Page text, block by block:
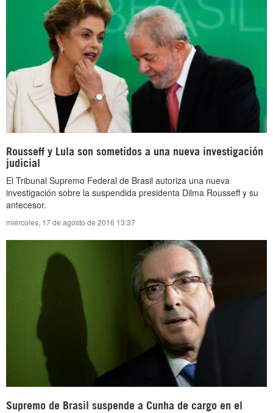
Rousseff y Lula son sometidos a una nueva investigación
judicial
El Tribunal Supremo Federal de Brasil autoriza una nueva
investigación sobre la suspendida presidenta Dilma Rousseff y su
antecesor.
miércoles, 17 de agosto de 2016 13:37
Supremo de Brasil suspende a Cunha de cargo en el